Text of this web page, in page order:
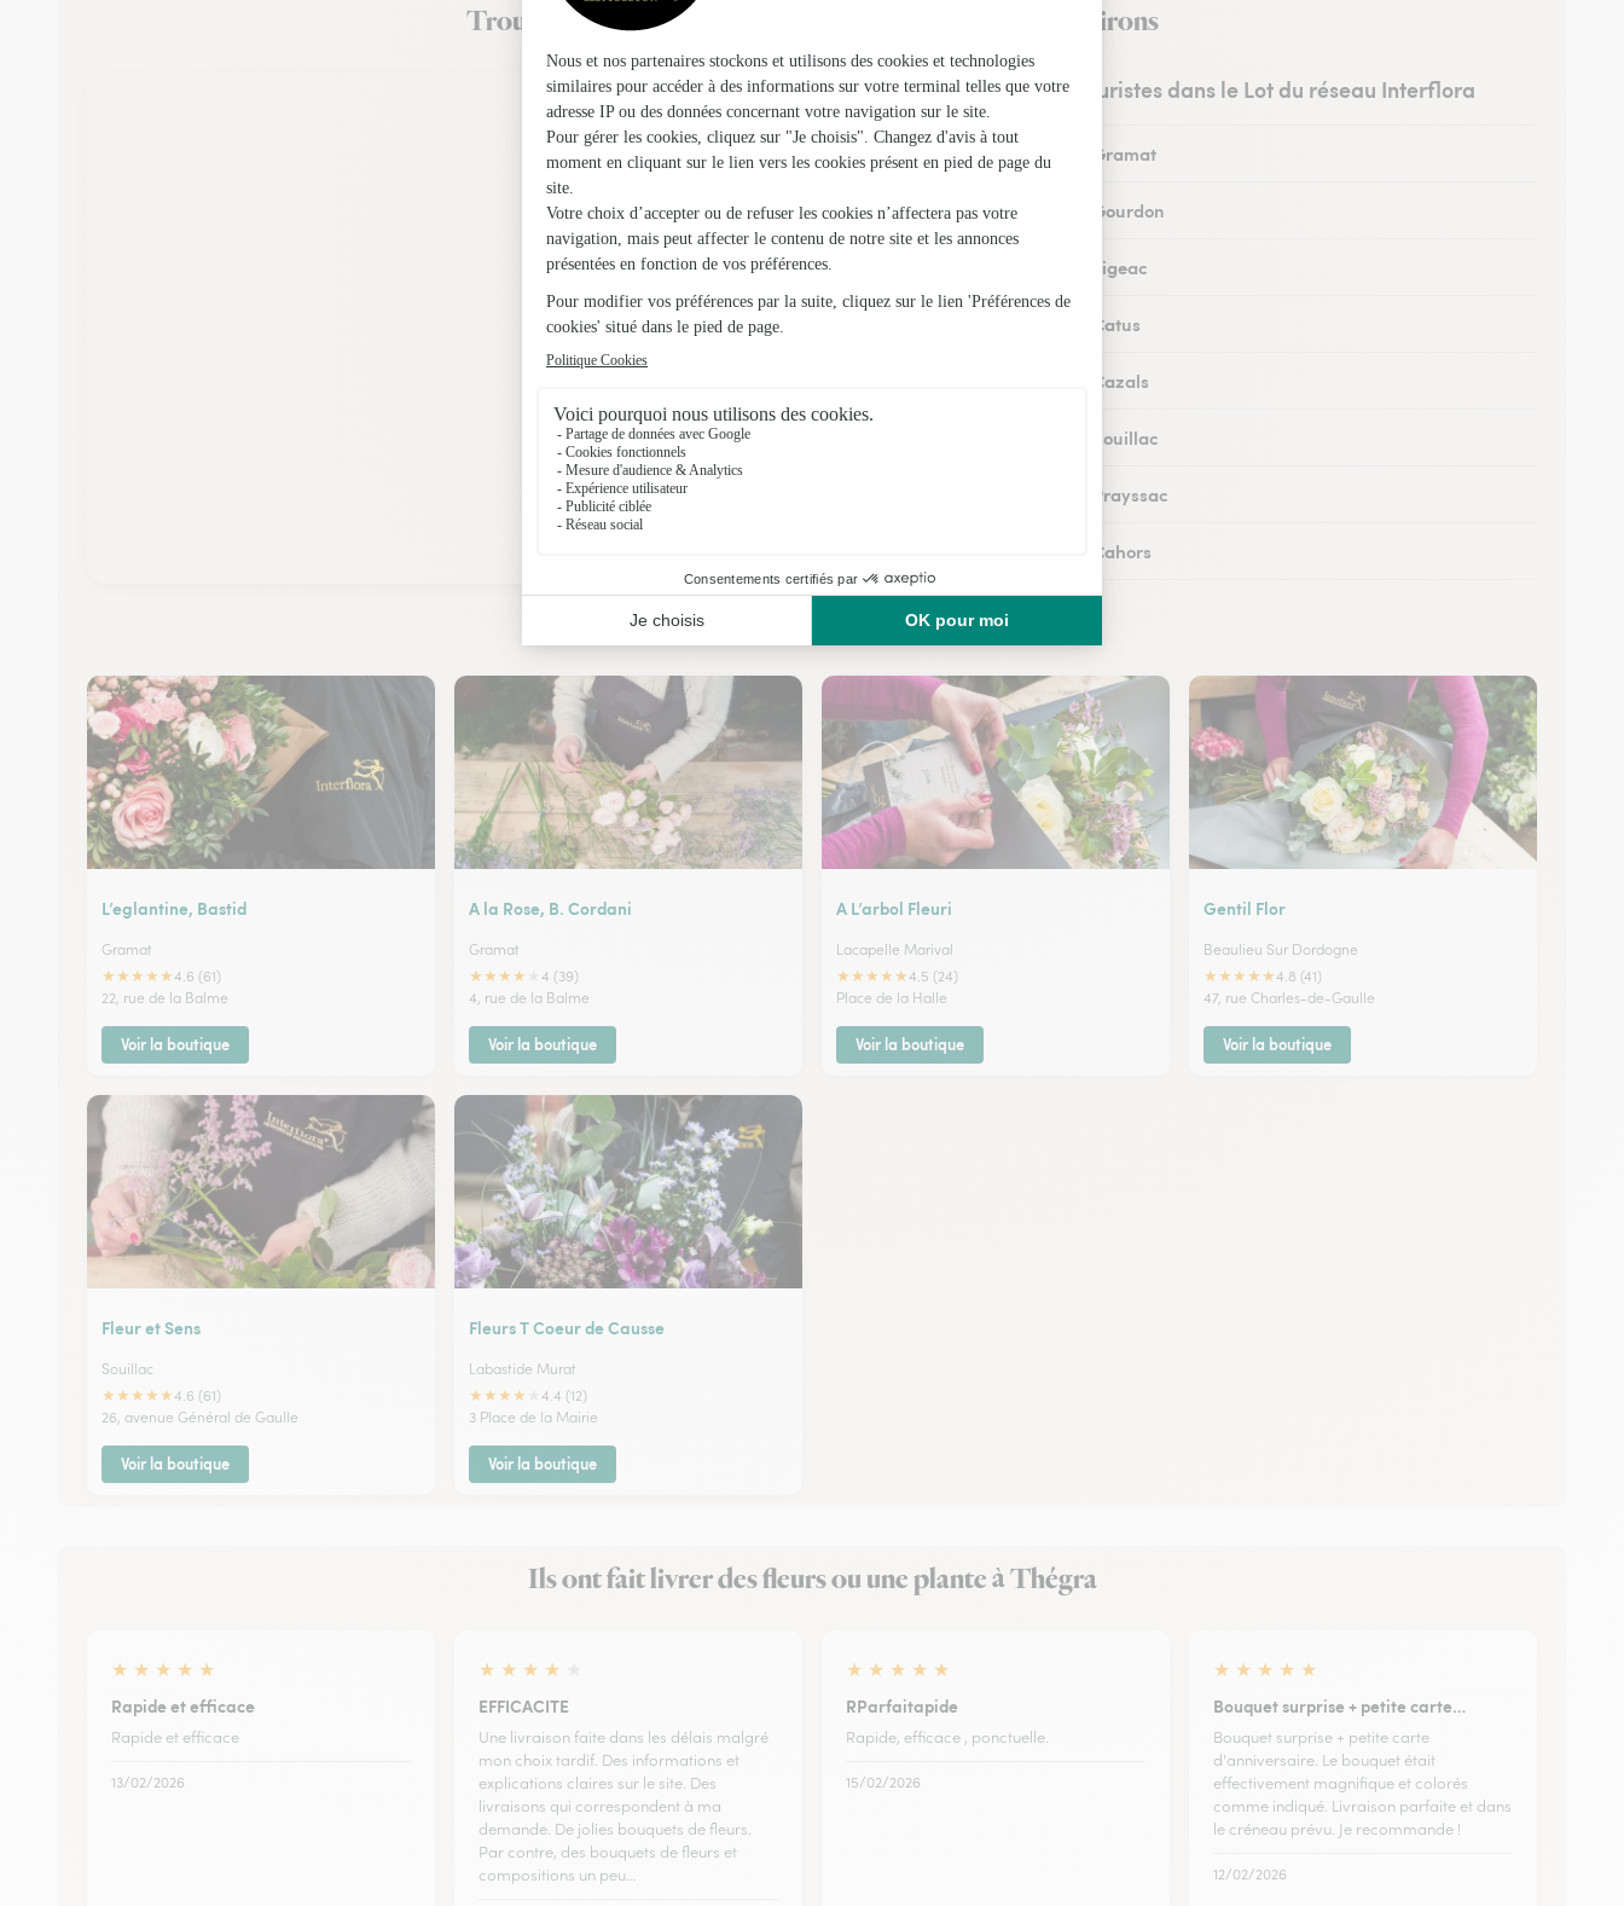
Trouvez un fleuriste Interflora à Thégra et dans ses environs
Les fleuristes dans le Lot du réseau Interflora
Fleuristes à Gramat
Fleuristes à Gourdon
Fleuristes à Figeac
Fleuristes à Catus
Fleuristes à Cazals
Fleuristes à Souillac
Fleuristes à Prayssac
Fleuristes à Cahors
Nos fleuristes à Thégra
L’eglantine, Bastid
Gramat
★★★★★4.6 (61)
22, rue de la Balme
Voir la boutique
A la Rose, B. Cordani
Gramat
★★★★
4 (39)
4, rue de la Balme
Voir la boutique
A L’arbol Fleuri
Lacapelle Marival
★★★★★4.5 (24)
Place de la Halle
Voir la boutique
Gentil Flor
Beaulieu Sur Dordogne
★★★★★4.8 (41)
47, rue Charles-de-Gaulle
Voir la boutique
Fleur et Sens
Souillac
★★★★★4.6 (61)
26, avenue Général de Gaulle
Voir la boutique
Fleurs T Coeur de Causse
Labastide Murat
★★★★
4.4 (12)
3 Place de la Mairie
Voir la boutique
Ils ont fait livrer des fleurs ou une plante à Thégra
★ ★ ★ ★ ★
Rapide et efficace
Rapide et efficace
13/02/2026
★ ★ ★ ★
EFFICACITE
Une livraison faite dans les délais malgré
mon choix tardif. Des informations et
explications claires sur le site. Des
livraisons qui correspondent à ma
demande. De jolies bouquets de fleurs.
Par contre, des bouquets de fleurs et
compositions un peu…
★ ★ ★ ★ ★
RParfaitapide
Rapide, efficace , ponctuelle.
15/02/2026
★ ★ ★ ★ ★
Bouquet surprise + petite carte…
Bouquet surprise + petite carte
d'anniversaire. Le bouquet était
effectivement magnifique et colorés
comme indiqué. Livraison parfaite et dans
le créneau prévu. Je recommande !
12/02/2026